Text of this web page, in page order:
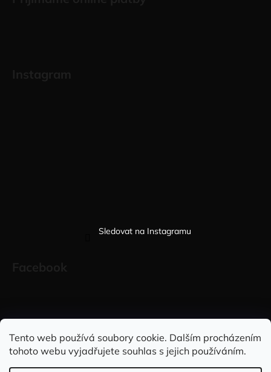
Tento web používá soubory cookie. Dalším procházením
tohoto webu vyjadřujete souhlas s jejich používáním.
Sledovat na Instagramu
Sleduj nás na INSTAGRAMU Sleduj nás na FACEBOOKU
INFORMACE PRO VÁS